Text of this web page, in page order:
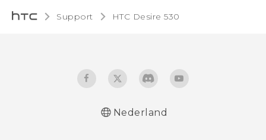
Support HTC Desire 530‎
Nederland